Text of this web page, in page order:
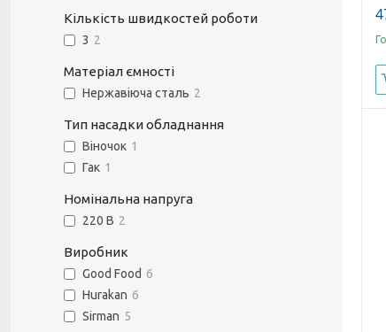
Кількість швидкостей роботи
3 2
Матеріал ємності
Нержавіюча сталь 2
Тип насадки обладнання
Віночок 1
Гак 1
Номінальна напруга
220 В 2
Виробник
Good Food 6
Hurakan 6
Sirman 5